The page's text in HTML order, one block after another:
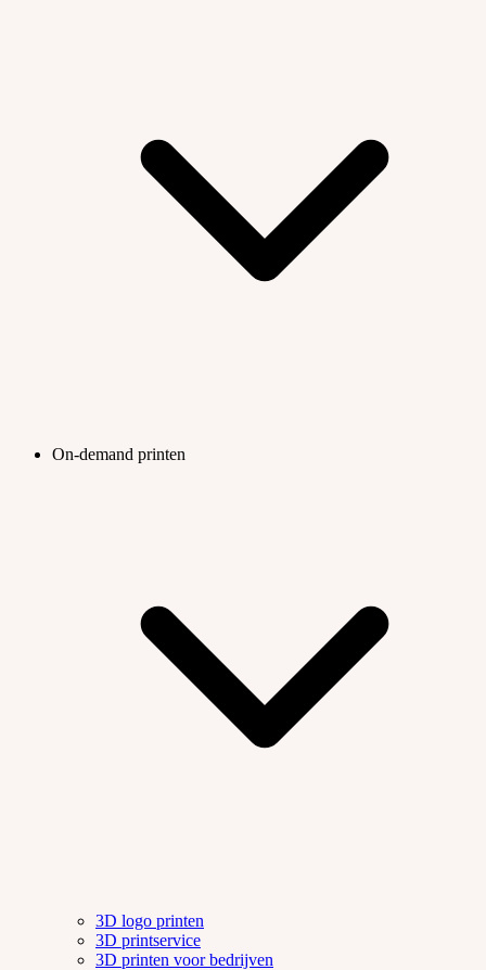
On-demand printen
3D logo printen
3D printservice
3D printen voor bedrijven